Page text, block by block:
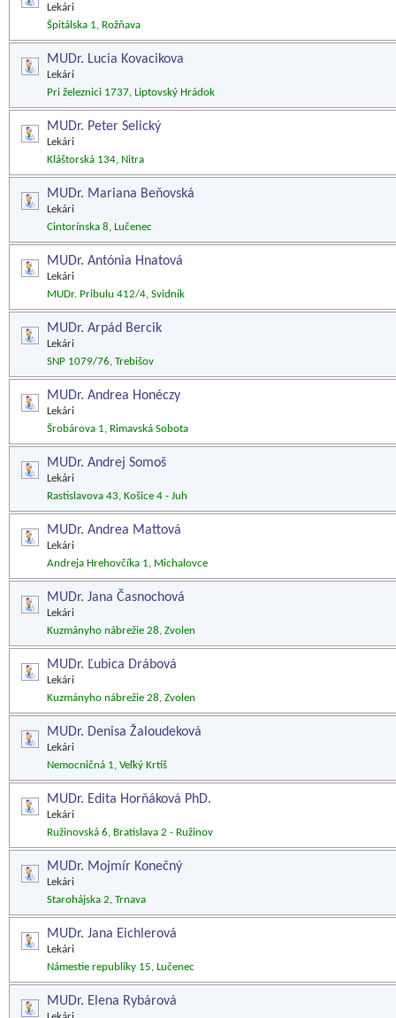
Lekári
Špitálska 1, Rožňava
MUDr. Lucia Kovacikova
Lekári
Pri železnici 1737, Liptovský Hrádok
MUDr. Peter Selický
Lekári
Kláštorská 134, Nitra
MUDr. Mariana Beňovská
Lekári
Cintorínska 8, Lučenec
MUDr. Antónia Hnatová
Lekári
MUDr. Pribulu 412/4, Svidník
MUDr. Arpád Bercik
Lekári
SNP 1079/76, Trebišov
MUDr. Andrea Honéczy
Lekári
Šrobárova 1, Rimavská Sobota
MUDr. Andrej Somoš
Lekári
Rastislavova 43, Košice 4 - Juh
MUDr. Andrea Mattová
Lekári
Andreja Hrehovčíka 1, Michalovce
MUDr. Jana Časnochová
Lekári
Kuzmányho nábrežie 28, Zvolen
MUDr. Ľubica Drábová
Lekári
Kuzmányho nábrežie 28, Zvolen
MUDr. Denisa Žaloudeková
Lekári
Nemocničná 1, Veľký Krtíš
MUDr. Edita Horňáková PhD.
Lekári
Ružinovská 6, Bratislava 2 - Ružinov
MUDr. Mojmír Konečný
Lekári
Starohájska 2, Trnava
MUDr. Jana Eichlerová
Lekári
Námestie republiky 15, Lučenec
MUDr. Elena Rybárová